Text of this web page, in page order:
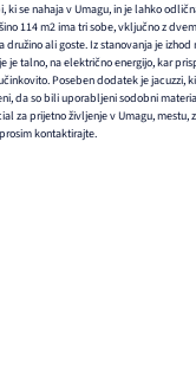
ki se nahaja v Umagu, in je lahko
114 m2 ima tri sobe, vključno z
ali goste. Iz stanovanja je
je talno, na električno energijo, kar
Poseben dodatek je
da so bili uporabljeni sodobni
za prijetno življenje v Umagu,
kontaktirajte.